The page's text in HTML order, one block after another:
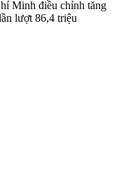
Minh điều chỉnh tăng
lượt 86,4 triệu